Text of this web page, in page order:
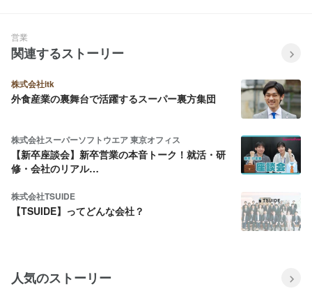
営業
関連するストーリー
株式会社itk
外食産業の裏舞台で活躍するスーパー裏方集団
株式会社スーパーソフトウエア 東京オフィス
【新卒座談会】新卒営業の本音トーク！就活・研
修・会社のリアル…
株式会社TSUIDE
【TSUIDE】ってどんな会社？
人気のストーリー